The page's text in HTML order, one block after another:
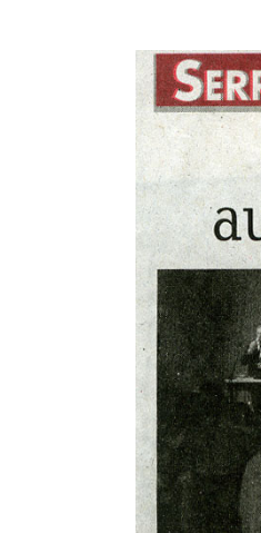
Voir
l'image
agrandie